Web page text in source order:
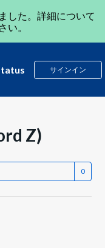
した。詳細について
い。
サインイン
Z)